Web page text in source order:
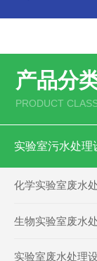
产品分
PRODUCT
实验室污水处理
化学实验室废水
生物实验室废水
实验室废水处理